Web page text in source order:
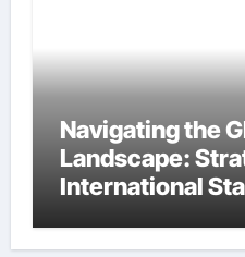
Navigating the
Landscape:
International